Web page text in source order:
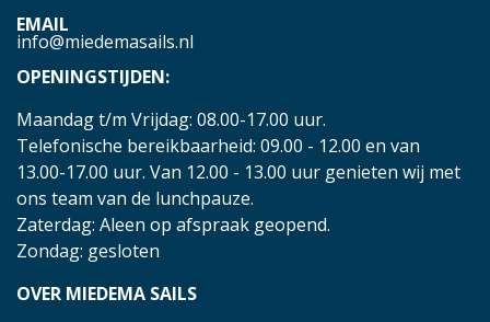
EMAIL
info@miedemasails.nl
OPENINGSTIJDEN:
Maandag t/m Vrijdag: 08.00-17.00 uur.
Telefonische bereikbaarheid: 09.00 - 12.00 en van
13.00-17.00 uur. Van 12.00 - 13.00 uur genieten wij met
ons team van de lunchpauze.
Zaterdag: Aleen op afspraak geopend.
Zondag: gesloten
OVER MIEDEMA SAILS